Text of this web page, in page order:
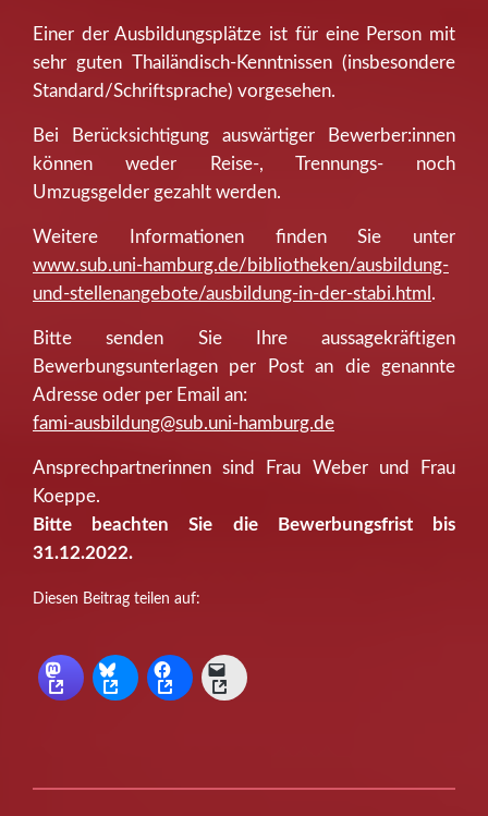
Einer der Ausbildungsplätze ist für eine Person mit
sehr guten Thailändisch-Kenntnissen (insbesondere
Standard/Schriftsprache) vorgesehen.
Bei Berücksichtigung auswärtiger Bewerber:innen
können weder Reise-, Trennungs- noch
Umzugsgelder gezahlt werden.
Weitere Informationen finden Sie unter
www.sub.uni-hamburg.de/bibliotheken/ausbildung-
und-stellenangebote/ausbildung-in-der-stabi.html .
Bitte senden Sie Ihre aussagekräftigen
Bewerbungsunterlagen per Post an die genannte
Adresse oder per Email an:
fami-ausbildung@sub.uni-hamburg.de
Ansprechpartnerinnen sind Frau Weber und Frau
Koeppe.
Bitte beachten Sie die Bewerbungsfrist bis
31.12.2022.
Diesen Beitrag teilen auf: